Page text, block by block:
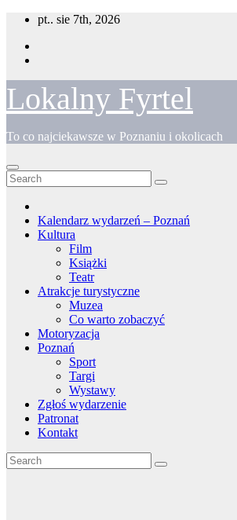
Skip
content
pt.. sie 7th, 2026
Lokalny Fyrtel
To co najciekawsze w Poznaniu i okolicach
Kalendarz wydarzeń – Poznań
Kultura
Film
Książki
Teatr
Atrakcje turystyczne
Muzea
Co warto zobaczyć
Motoryzacja
Poznań
Sport
Targi
Wystawy
Zgłoś wydarzenie
Patronat
Kontakt